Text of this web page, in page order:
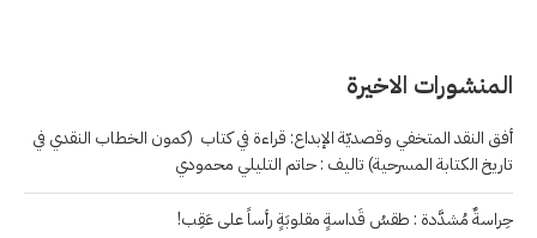
المنشورات الاخيرة
أفق النقد المتخفي وقصديّة الإبداع: قراءة في كتاب (كمون الخطاب النقدي في
تاريخ الكتابة المسرحية) تاليف : حاتم التليلي محمودي
حِراسةٌ مُشدَّدة : طقسُ قَداسةٍ مقلوبَةٍ رأساً على عَقِب!